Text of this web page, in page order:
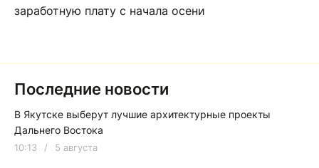
заработную плату с начала осени
Последние новости
В Якутске выберут лучшие архитектурные проекты
Дальнего Востока
10:13 / 5 августа